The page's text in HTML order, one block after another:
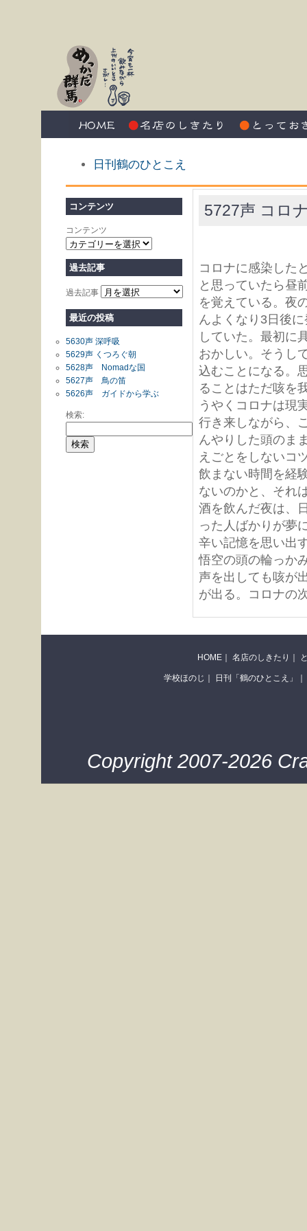
日刊鶴のひとこえ
コンテンツ
コンテンツ
過去記事
過去記事
最近の投稿
5630声 深呼吸
5629声 くつろぐ朝
5628声 Nomadな国
5627声 鳥の笛
5626声 ガイドから学ぶ
検索:
5727声 コロ
コロナに感染した
と思っていたら昼
を覚えている。夜
んよくなり3日後
していた。最初に
おかしい。そうし
込むことになる。
ることはただ咳を
うやくコロナは現
行き来しながら、
んやりした頭のま
えごとをしないコ
飲まない時間を経
ないのかと、それ
酒を飲んだ夜は、
った人ばかりが夢
辛い記憶を思い出
悟空の頭の輪っか
声を出しても咳が
が出る。コロナの
HOME ｜ 名店のしきたり ｜
学校ほのじ ｜ 日刊「鶴のひとこえ」 ｜
Copyright 2007-2026